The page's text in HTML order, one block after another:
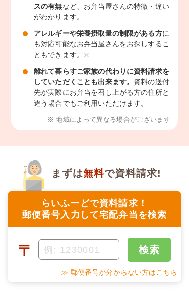
スの有無など、お弁当屋さんの特徴・違い
がわかります。
アレルギーや栄養摂取量の制限がある方に
も対応可能なお弁当屋さんをお探しするこ
ともできます。※
離れて暮らすご家族の代わりに資料請求を
していただくことも出来ます。 資料の送付
先が実際にお弁当を召し上がる方の住所と
違う場合でもご利用いただけます。
※ 地域によって異なる場合がございます
らいふーどで資料請求！
郵便番号入力して宅配弁当を検索
まずは無料で資料請求!
〒 検索
≫ 郵便番号が分からない方はこちら